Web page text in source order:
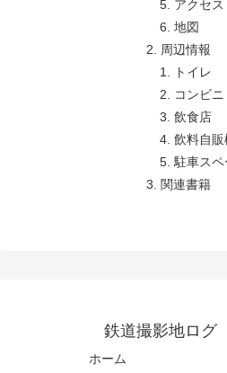
アクセス
地図
周辺情報
トイレ
コンビニ
飲食店
飲料自販
駐車スペ
関連書籍
鉄道撮影地ログ
ホーム